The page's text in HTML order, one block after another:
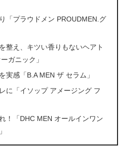
「プラウドメン PROUDMEN.グ
整え、キツい香りもないヘアト
ガニック」
実感「B.A MEN ザ セラム」
に「イソップ アメージング フ
！「DHC MEN オールインワン